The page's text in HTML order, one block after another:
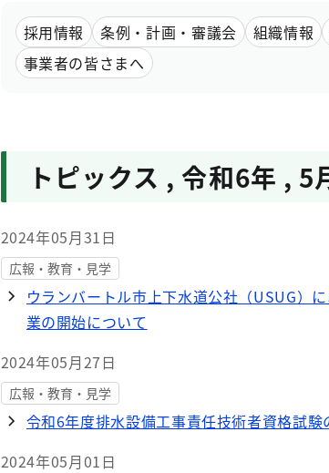
採用情報 条例・計画・審議会 組織情報
事業者の皆さまへ
トピックス , 令和6年 , 5
2024年05月31日
広報・教育・見学
ウランバートル市上下水道公社（USUG）
業の開始について
2024年05月27日
広報・教育・見学
令和6年度排水設備工事責任技術者資格試験
2024年05月01日